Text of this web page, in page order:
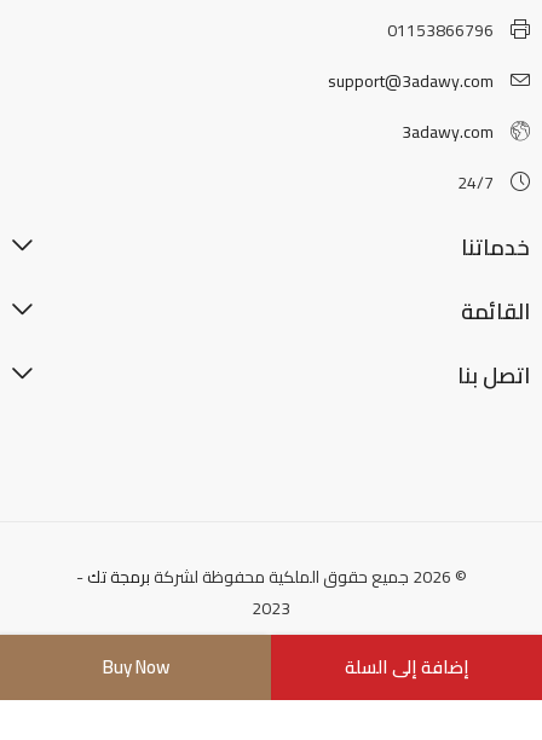
إضافة إلى السلة Buy Now
01153866796
support@3adawy.com
3adawy.com
24/7
خدماتنا
القائمة
اتصل بنا
© 2026 جميع حقوق الملكية محفوظة لشركة برمجة تك-
2023